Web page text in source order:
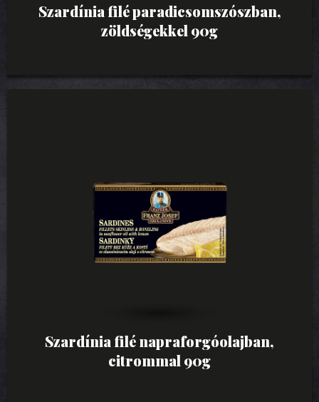
Szardínia filé paradicsomszószban,
zöldségekkel 90g
Szardínia filé napraforgóolajban,
citrommal 90g